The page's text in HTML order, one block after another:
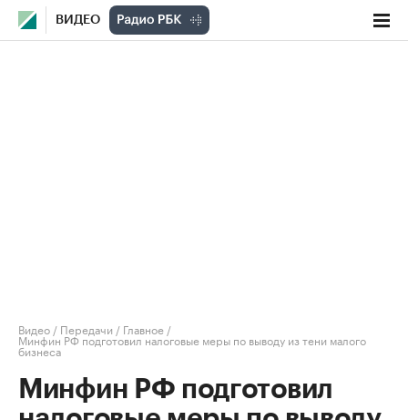
ВИДЕО
Видео / Передачи / Главное /
Минфин РФ подготовил налоговые меры по выводу из тени малого
бизнеса
Минфин РФ подготовил